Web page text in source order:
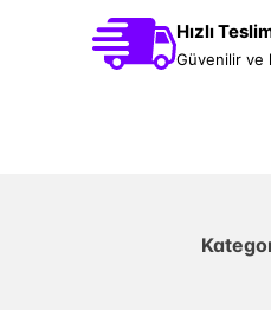
Hızlı
Güvenilir ve